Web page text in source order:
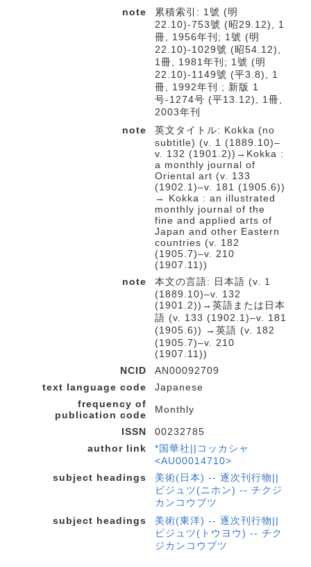
note
累積索引: 1號 (明
22.10)-753號 (昭29.12), 1
冊, 1956年刊; 1號 (明
22.10)-1029號 (昭54.12),
1冊, 1981年刊; 1號 (明
22.10)-1149號 (平3.8), 1
冊, 1992年刊 ; 新版 1
号-1274号 (平13.12), 1冊,
2003年刊
note
英文タイトル: Kokka (no
subtitle) (v. 1 (1889.10)–
v. 132 (1901.2))→Kokka :
a monthly journal of
Oriental art (v. 133
(1902.1)–v. 181 (1905.6))
→ Kokka : an illustrated
monthly journal of the
fine and applied arts of
Japan and other Eastern
countries (v. 182
(1905.7)–v. 210
(1907.11))
note
本文の言語: 日本語 (v. 1
(1889.10)–v. 132
(1901.2))→英語または日本
語 (v. 133 (1902.1)–v. 181
(1905.6)) →英語 (v. 182
(1905.7)–v. 210
(1907.11))
NCID
AN00092709
text language code
Japanese
frequency of
publication code
Monthly
ISSN
00232785
author link
*国華社||コッカシャ
<AU00014710>
subject headings
美術(日本) -- 逐次刊行物||
ビジュツ(ニホン) -- チクジ
カンコウブツ
subject headings
美術(東洋) -- 逐次刊行物||
ビジュツ(トウヨウ) -- チク
ジカンコウブツ